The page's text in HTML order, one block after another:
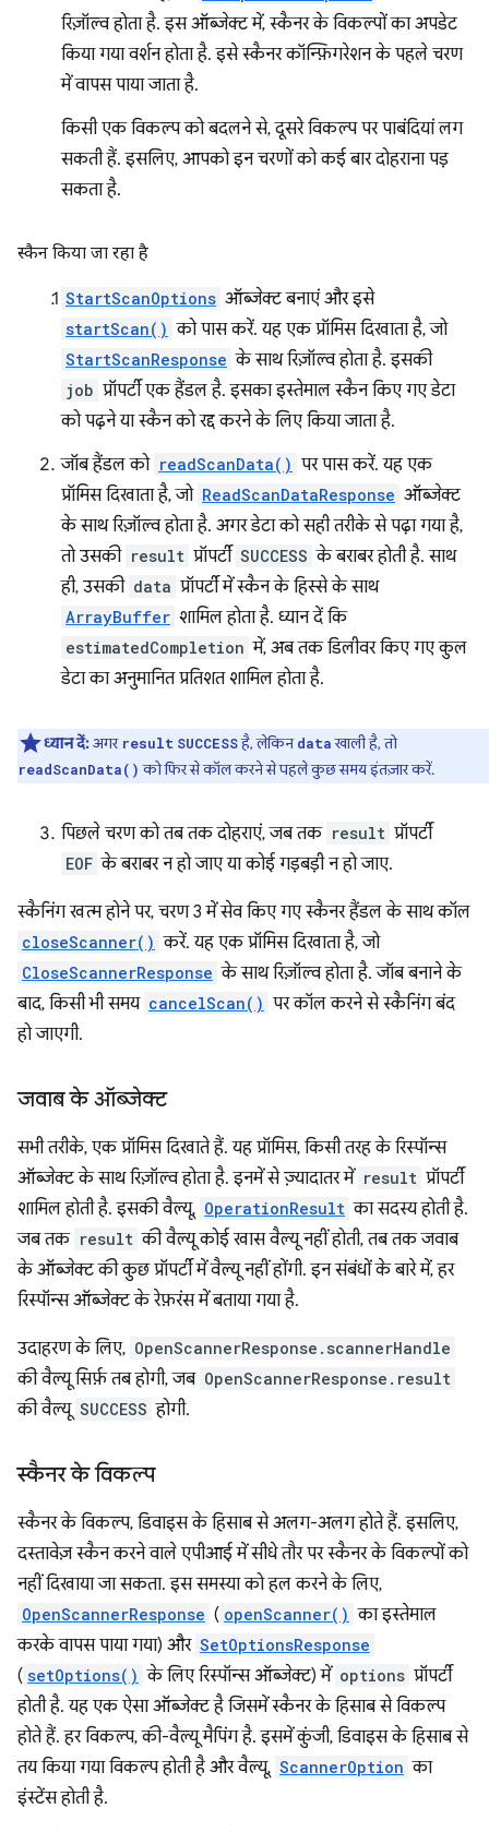
रिज़ॉल्व होता है. इस ऑब्जेक्ट में, स्कैनर के विकल्पों का अपडेट
किया गया वर्शन होता है. इसे स्कैनर कॉन्फ़िगरेशन के पहले चरण
में वापस पाया जाता है.
किसी एक विकल्प को बदलने से, दूसरे विकल्प पर पाबंदियां लग
सकती हैं. इसलिए, आपको इन चरणों को कई बार दोहराना पड़
सकता है.
स्कैन किया जा रहा है
StartScanOptions ऑब्जेक्ट बनाएं और इसे
startScan() को पास करें. यह एक प्रॉमिस दिखाता है, जो
StartScanResponse के साथ रिज़ॉल्व होता है. इसकी
job प्रॉपर्टी एक हैंडल है. इसका इस्तेमाल स्कैन किए गए डेटा
को पढ़ने या स्कैन को रद्द करने के लिए किया जाता है.
जॉब हैंडल को readScanData() पर पास करें. यह एक
प्रॉमिस दिखाता है, जो ReadScanDataResponse ऑब्जेक्ट
के साथ रिज़ॉल्व होता है. अगर डेटा को सही तरीके से पढ़ा गया है,
तो उसकी result प्रॉपर्टी SUCCESS के बराबर होती है. साथ
ही, उसकी data प्रॉपर्टी में स्कैन के हिस्से के साथ
ArrayBuffer शामिल होता है. ध्यान दें कि
estimatedCompletion में, अब तक डिलीवर किए गए कुल
डेटा का अनुमानित प्रतिशत शामिल होता है.
ध्यान दें:अगर result SUCCESSहै, लेकिनdataखाली है, तो
readScanData() को फिर से कॉल करने से पहले कुछ समय इंतज़ार करें.
पिछले चरण को तब तक दोहराएं, जब तक result प्रॉपर्टी
EOF के बराबर न हो जाए या कोई गड़बड़ी न हो जाए.
स्कैनिंग खत्म होने पर, चरण 3 में सेव किए गए स्कैनर हैंडल के साथ कॉल
closeScanner() करें. यह एक प्रॉमिस दिखाता है, जो
CloseScannerResponse के साथ रिज़ॉल्व होता है. जॉब बनाने के
बाद, किसी भी समय cancelScan() पर कॉल करने से स्कैनिंग बंद
हो जाएगी.
जवाब के ऑब्जेक्ट
सभी तरीके, एक प्रॉमिस दिखाते हैं. यह प्रॉमिस, किसी तरह के रिस्पॉन्स
ऑब्जेक्ट के साथ रिज़ॉल्व होता है. इनमें से ज़्यादातर में result प्रॉपर्टी
शामिल होती है. इसकी वैल्यू, OperationResult का सदस्य होती है.
जब तक result की वैल्यू कोई खास वैल्यू नहीं होती, तब तक जवाब
के ऑब्जेक्ट की कुछ प्रॉपर्टी में वैल्यू नहीं होंगी. इन संबंधों के बारे में, हर
रिस्पॉन्स ऑब्जेक्ट के रेफ़रंस में बताया गया है.
उदाहरण के लिए, OpenScannerResponse.scannerHandle
की वैल्यू सिर्फ़ तब होगी, जब OpenScannerResponse.result
की वैल्यू SUCCESS होगी.
स्कैनर के विकल्प
स्कैनर के विकल्प, डिवाइस के हिसाब से अलग-अलग होते हैं. इसलिए,
दस्तावेज़ स्कैन करने वाले एपीआई में सीधे तौर पर स्कैनर के विकल्पों को
नहीं दिखाया जा सकता. इस समस्या को हल करने के लिए,
OpenScannerResponse ( openScanner() का इस्तेमाल
करके वापस पाया गया) और SetOptionsResponse
( setOptions() के लिए रिस्पॉन्स ऑब्जेक्ट) में options प्रॉपर्टी
होती है. यह एक ऐसा ऑब्जेक्ट है जिसमें स्कैनर के हिसाब से विकल्प
होते हैं. हर विकल्प, की-वैल्यू मैपिंग है. इसमें कुंजी, डिवाइस के हिसाब से
तय किया गया विकल्प होती है और वैल्यू, ScannerOption का
इंस्टेंस होती है.